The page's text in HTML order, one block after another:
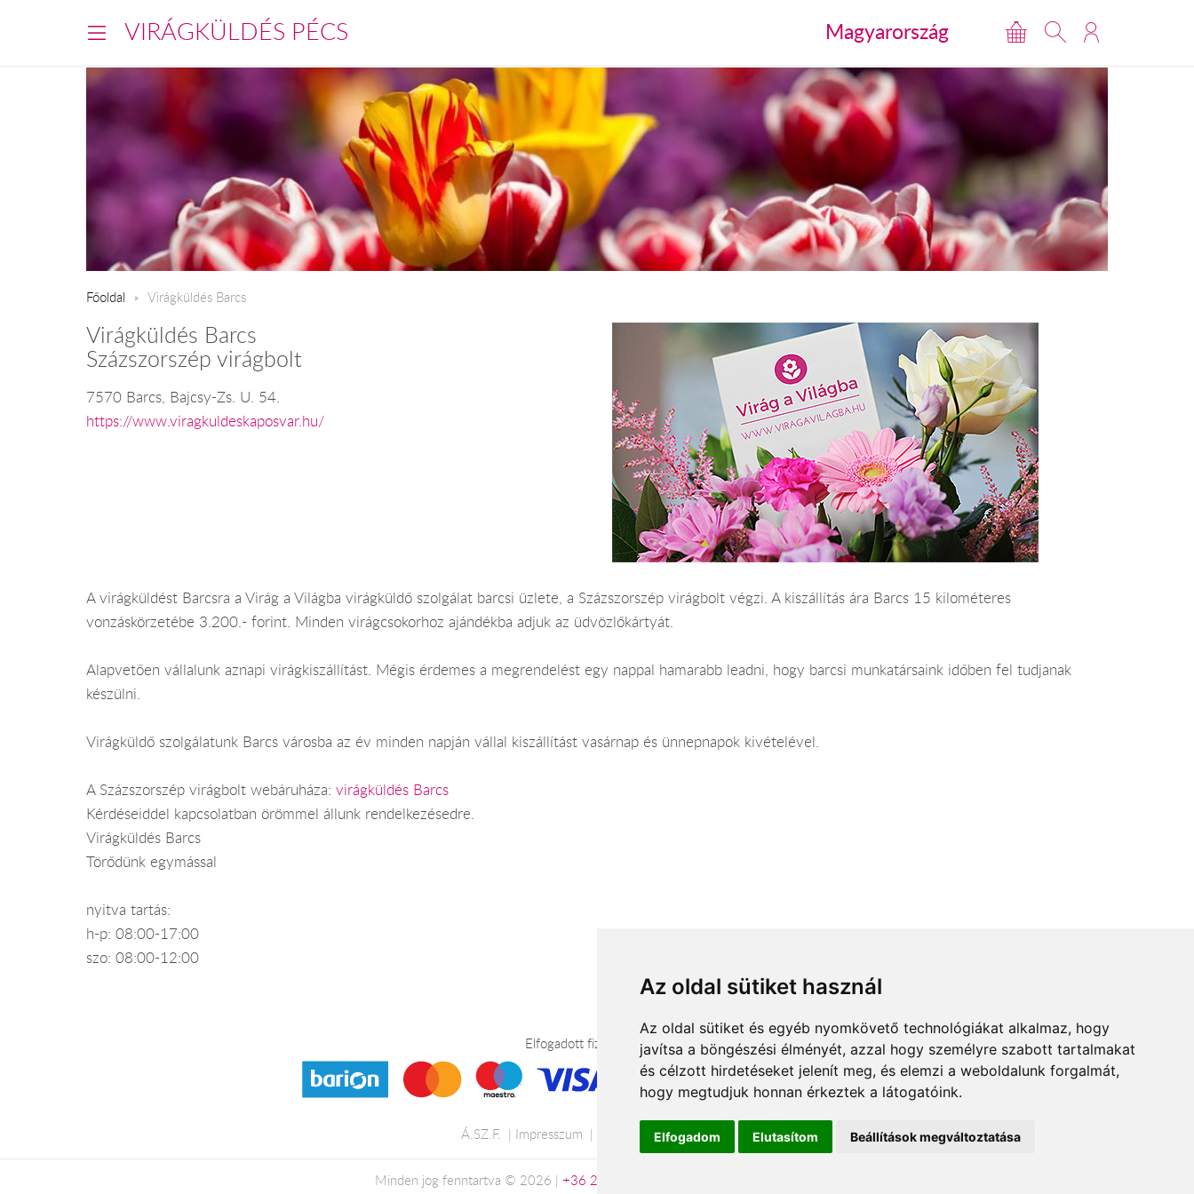
Az oldal sütiket használ
Az oldal sütiket és egyéb nyomkövető technológiákat alkalmaz, hogy
javítsa a böngészési élményét, azzal hogy személyre szabott tartalmakat
és célzott hirdetéseket jelenít meg, és elemzi a weboldalunk forgalmát,
hogy megtudjuk honnan érkeztek a látogatóink.
Elfogadom Elutasítom Beállítások megváltoztatása
VIRÁGKÜLDÉS PÉCS Magyarország
Főoldal Virágküldés Barcs
Virágküldés Barcs
Százszorszép virágbolt
7570 Barcs, Bajcsy-Zs. U. 54.
https://www.viragkuldeskaposvar.hu/
A virágküldést Barcsra a Virág a Világba virágküldő szolgálat barcsi üzlete, a Százszorszép virágbolt végzi. A kiszállítás ára Barcs 15 kilométeres
vonzáskörzetébe 3.200.- forint. Minden virágcsokorhoz ajándékba adjuk az üdvözlőkártyát.
Alapvetően vállalunk aznapi virágkiszállítást. Mégis érdemes a megrendelést egy nappal hamarabb leadni, hogy barcsi munkatársaink időben fel tudjanak
készülni.
Virágküldő szolgálatunk Barcs városba az év minden napján vállal kiszállítást vasárnap és ünnepnapok kivételével.
A Százszorszép virágbolt webáruháza: virágküldés Barcs
Kérdéseiddel kapcsolatban örömmel állunk rendelkezésedre.
Virágküldés Barcs
Törődünk egymással
nyitva tartás:
h-p: 08:00-17:00
szo: 08:00-12:00
Elfogadott fizetési módok
Á.SZ.F. Impresszum Adatkezelési tájékoztató
Minden jog fenntartva © 2026 | +36 20 488-8362